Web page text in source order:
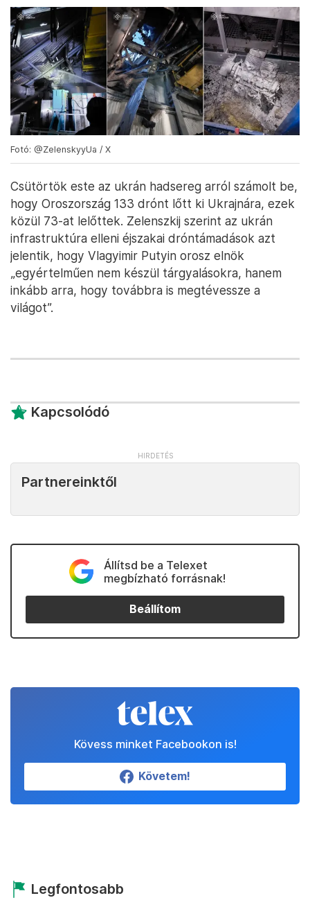
Fotó: @ZelenskyyUa / X
Csütörtök este az ukrán hadsereg arról számolt be,
hogy Oroszország 133 drónt lőtt ki Ukrajnára, ezek
közül 73-at lelőttek. Zelenszkij szerint az ukrán
infrastruktúra elleni éjszakai dróntámadások azt
jelentik, hogy Vlagyimir Putyin orosz elnök
„egyértelműen nem készül tárgyalásokra, hanem
inkább arra, hogy továbbra is megtévessze a
világot”.
Kapcsolódó
Partnereinktől
Állítsd be a Telexet
megbízható forrásnak!
Beállítom
Kövess minket Facebookon is!
Követem!
Legfontosabb